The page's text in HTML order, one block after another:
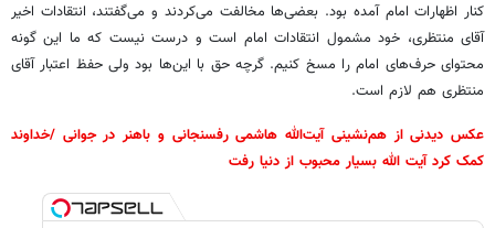
کنار اظهارات امام آمده بود. بعضی‌ها مخالفت می‌‏کردند و می‌‏گفتند، انتقادات اخیر
آقای منتظری، خود مشمول انتقادات امام است و درست نیست که ما این گونه
محتوای حرف‌های امام را مسخ کنیم. گرچه حق با این‌ها بود ولی حفظ اعتبار آقای
منتظری هم لازم است.
عکس دیدنی از هم‌نشینی آیت‌الله هاشمی رفسنجانی و باهنر در جوانی /خداوند
کمک کرد آیت الله بسیار محبوب از دنیا رفت